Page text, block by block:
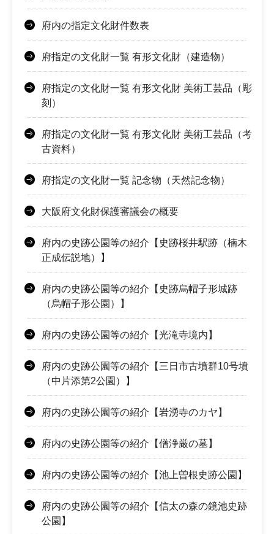
府内の指定文化財件数表
府指定の文化財一覧 有形文化財（建造物）
府指定の文化財一覧 有形文化財 美術工芸品（彫
刻）
府指定の文化財一覧 有形文化財 美術工芸品（考
古資料）
府指定の文化財一覧 記念物（天然記念物）
大阪府文化財保護審議会の概要
府内の史跡公園等の紹介【史跡桜井駅跡（楠木
正成伝説地）】
府内の史跡公園等の紹介【史跡烏帽子形城跡
（烏帽子形公園）】
府内の史跡公園等の紹介【光滝寺境内】
府内の史跡公園等の紹介【三日市古墳群10号墳
（中片添第2公園）】
府内の史跡公園等の紹介【岩湧寺のカヤ】
府内の史跡公園等の紹介【僧浄厳の墓】
府内の史跡公園等の紹介【池上曽根史跡公園】
府内の史跡公園等の紹介【信太の森の鏡池史跡
公園】